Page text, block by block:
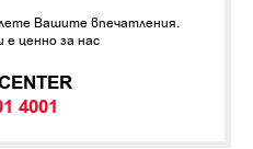
Вашите впечатления.
ценно за нас
4001